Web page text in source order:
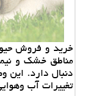
خرید و فروش
مناطق خشك و
دنبال دارد. این
تغییرات آب